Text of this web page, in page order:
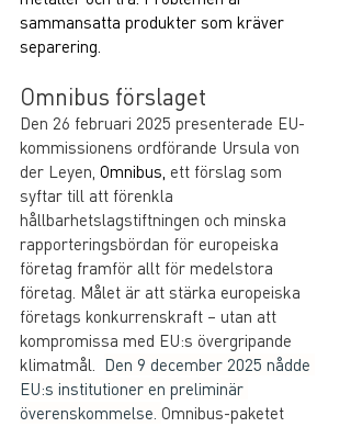
sammansatta produkter som kräver
separering.
Omnibus förslaget
Den 26 februari 2025 presenterade EU-
kommissionens ordförande Ursula von
der Leyen, Omnibus, ett förslag som
syftar till att förenkla
hållbarhetslagstiftningen och minska
rapporteringsbördan för europeiska
företag framför allt för medelstora
företag. Målet är att stärka europeiska
företags konkurrenskraft – utan att
kompromissa med EU:s övergripande
klimatmål.
Den 9 december 2025 nådde
EU:s institutioner en preliminär
överenskommelse. Omnibus-paketet